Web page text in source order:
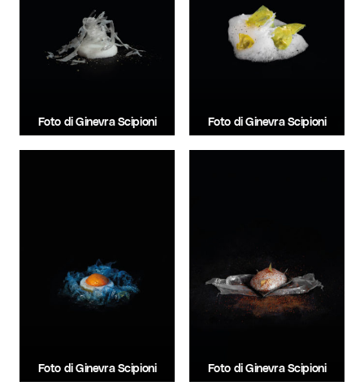
Foto di Ginevra Scipioni Foto di Ginevra Scipioni
Foto di Ginevra Scipioni Foto di Ginevra Scipioni